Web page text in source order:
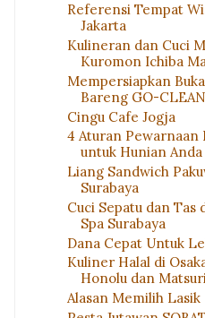
Referensi Tempat
Jakarta
Kulineran dan Cuci
Kuromon Ichiba
Mempersiapkan
Bareng GO-CLEAN
Cingu Cafe Jogja
4 Aturan Pewarnaan
untuk Hunian Anda
Liang Sandwich
Surabaya
Cuci Sepatu dan Tas
Spa Surabaya
Dana Cepat Untuk
Kuliner Halal di
Honolu dan
Alasan Memilih Lasik